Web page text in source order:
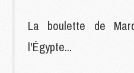
La boulette de
l'Égypte...